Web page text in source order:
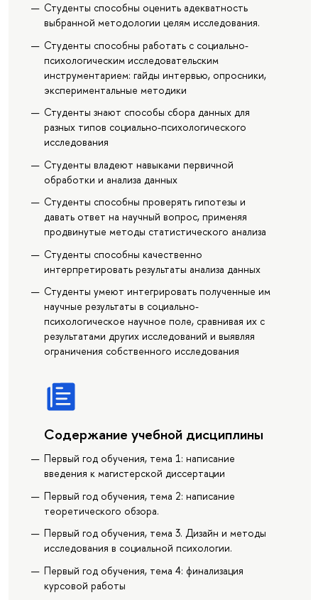
Студенты способны оценить адекватность
выбранной методологии целям исследования.
Студенты способны работать с социально-
психологическим исследовательским
инструментарием: гайды интервью, опросники,
экспериментальные методики
Студенты знают способы сбора данных для
разных типов социально-психологического
исследования
Студенты владеют навыками первичной
обработки и анализа данных
Студенты способны проверять гипотезы и
давать ответ на научный вопрос, применяя
продвинутые методы статистического анализа
Студенты способны качественно
интерпретировать результаты анализа данных
Студенты умеют интегрировать полученные им
научные результаты в социально-
психологическое научное поле, сравнивая их с
результатами других исследований и выявляя
ограничения собственного исследования
Содержание учебной дисциплины
Первый год обучения, тема 1: написание
введения к магистерской диссертации
Первый год обучения, тема 2: написание
теоретического обзора.
Первый год обучения, тема 3. Дизайн и методы
исследования в социальной психологии.
Первый год обучения, тема 4: финализация
курсовой работы